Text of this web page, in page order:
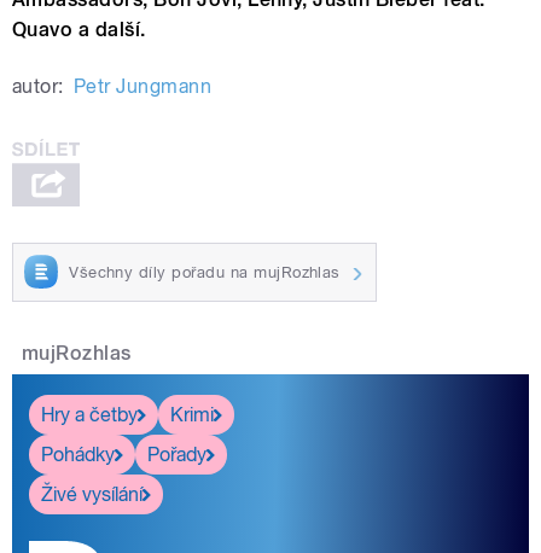
Quavo a další.
autor: Petr Jungmann
Všechny díly pořadu na mujRozhlas
mujRozhlas
Hry a četby
Krimi
Pohádky
Pořady
Živé vysílání